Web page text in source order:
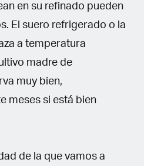
en su refinado pueden
El suero refrigerado o la
a temperatura
madre de
muy bien,
meses si está bien
de la que vamos a